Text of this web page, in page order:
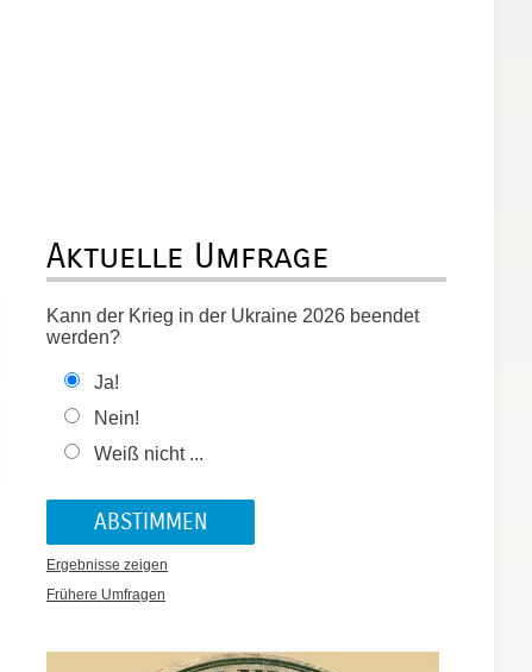
Aktuelle Umfrage
Kann der Krieg in der Ukraine 2026 beendet
werden?
Ja!
Nein!
Weiß nicht ...
Ergebnisse zeigen
Frühere Umfragen